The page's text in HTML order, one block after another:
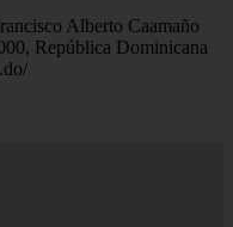
Alberto Caamaño
República Dominicana